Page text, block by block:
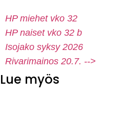
HP miehet vko 32
HP naiset vko 32 b
Isojako syksy 2026
Rivarimainos 20.7. -->
Lue myös